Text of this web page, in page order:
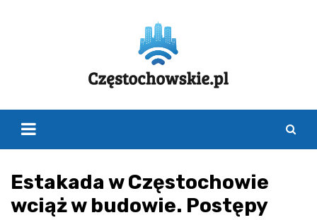
Estakada w Częstochowie
wciąż w budowie. Postępy